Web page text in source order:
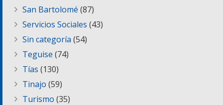
San Bartolomé (87)
Servicios Sociales (43)
Sin categoría (54)
Teguise (74)
Tías (130)
Tinajo (59)
Turismo (35)